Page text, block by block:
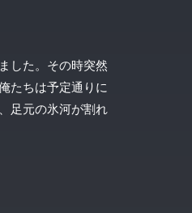
した。その時突然
たちは予定通りに
足元の氷河が割れ